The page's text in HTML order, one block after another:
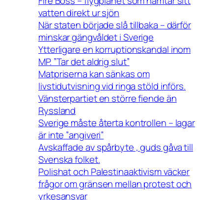
vatten direkt ur sjön
När staten började slå tillbaka – därför
minskar gängvåldet i Sverige
Ytterligare en korruptionskandal inom
MP. ”Tar det aldrig slut”
Matpriserna kan sänkas om
livstidutvisning vid ringa stöld införs.
Vänsterpartiet en större fiende än
Ryssland
Sverige måste återta kontrollen – lagar
är inte ”angiveri”
Avskaffade av spårbyte , guds gåva till
Svenska folket.
Polishat och Palestinaaktivism väcker
frågor om gränsen mellan protest och
yrkesansvar